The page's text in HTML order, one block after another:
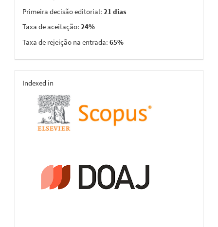
Primeira decisão editorial: 21 dias
Taxa de aceitação: 24%
Taxa de rejeição na entrada: 65%
indexing
Indexed in